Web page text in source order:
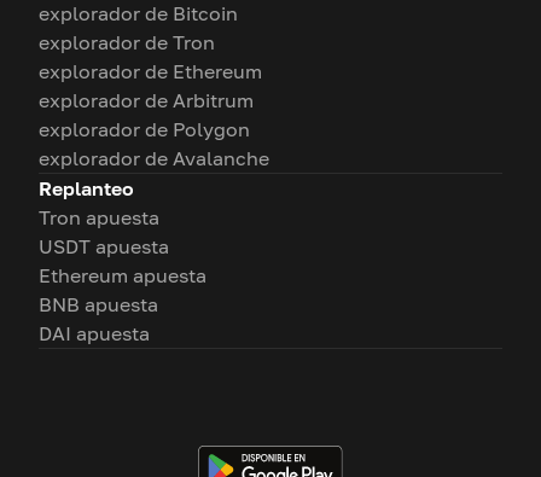
explorador de Bitcoin
explorador de Tron
explorador de Ethereum
explorador de Arbitrum
explorador de Polygon
explorador de Avalanche
Replanteo
Tron apuesta
USDT apuesta
Ethereum apuesta
BNB apuesta
DAI apuesta